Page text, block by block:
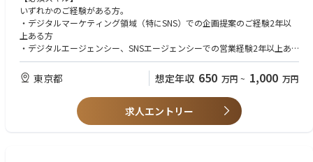
・リモート勤務（週1～2日）もでき柔軟に働ける
※管理職なので当面は出社前提。慣れてきましたらリモート可能。
【業務内容詳細】
・顧客の課題のヒアリング〜業界
・企業・顧客の情報収集/分析
・戦略立案・提案 ・提案資料の作成
※アポイント獲得のために自ら開拓をしていただくことはございません。
いずれかのご経験がある方。
・デジタルマーケティング領域（特にSNS）での企画提案のご経験2年以
上ある方
・デジタルエージェンシー、SNSエージェンシーでの営業経験2年以上あ
る方
【歓迎スキル】
・マネジメント経験
・SNSマーケティング業務経験
・広告代理店経験
東京都 想定年収 650 万円 ~ 1,000 万円
求人エントリー